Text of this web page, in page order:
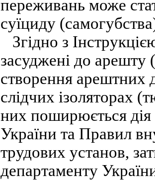
переживань може
суїциду
Згідно з
засуджені до арешту
створення арештних
слідчих ізоляторах
них поширюється
України та Правил
трудових установ,
департаменту